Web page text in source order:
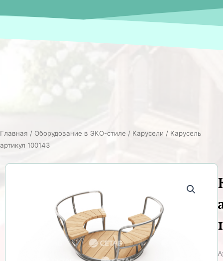
Главная / Оборудование в ЭКО-стиле / Карусели / Карусель
артикул 100143